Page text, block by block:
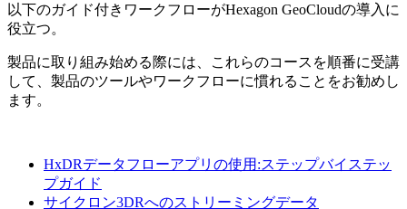
以下のガイド付きワークフローがHexagon GeoCloudの導入に
役立つ。
製品に取り組み始める際には、これらのコースを順番に受講
して、製品のツールやワークフローに慣れることをお勧めし
ます。
HxDRデータフローアプリの使用:ステップバイステッ
プガイド
サイクロン3DRへのストリーミングデータ